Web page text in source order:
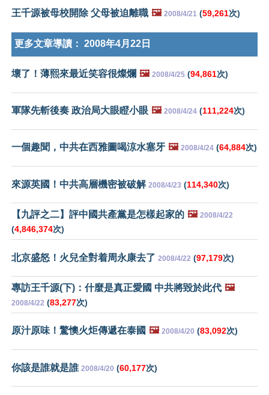
王千源被母校開除 父母被迫離職 🖼️ 2008/4/21 (59,261次)
更多文章導讀： 2008年4月22日
壞了！薄熙來最近笑容很燦爛 🖼️ 2008/4/25 (94,861次)
軍隊先斬後奏 政治局大眼瞪小眼 🖼️ 2008/4/24 (111,224次)
一個趣聞，中共在西雅圖喝涼水塞牙 🖼️ 2008/4/24 (64,884次)
來源英國！中共高層機密被破解 2008/4/23 (114,340次)
【九評之二】評中國共產黨是怎樣起家的 🖼️ 2008/4/22
(4,846,374次)
北京盛怒！火兒全對着周永康去了 2008/4/22 (97,179次)
專訪王千源(下)：什麼是真正愛國 中共將毀於此代 🖼️
2008/4/22 (83,277次)
原汁原味！驚懊火炬傳遞在泰國 🖼️ 2008/4/20 (83,092次)
你該是誰就是誰 2008/4/20 (60,177次)